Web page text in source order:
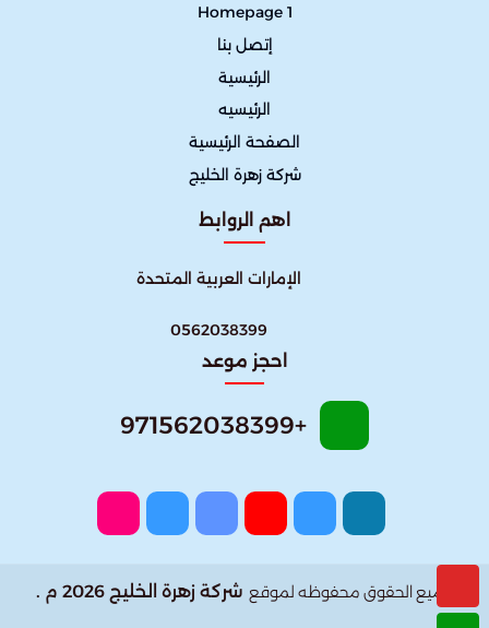
Homepage 1
إتصل بنا
الرئيسية
الرئيسيه
الصفحة الرئيسية
شركة زهرة الخليج
اهم الروابط
الإمارات العربية المتحدة
0562038399
احجز موعد
+971562038399
جميع الحقوق محفوظه لموقع شركة زهرة الخليج 2026 م .